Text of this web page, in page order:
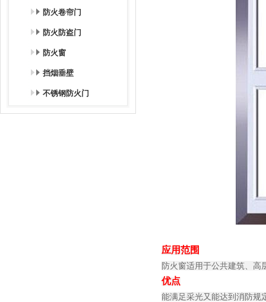
防火卷帘门
防火防盗门
防火窗
挡烟垂壁
不锈钢防火门
应用范围
防火窗适用于公共建筑、高
优点
能满足采光又能达到消防规